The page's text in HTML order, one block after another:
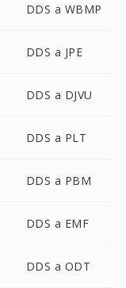
DDS a WBMP
DDS a JPE
DDS a DJVU
DDS a PLT
DDS a PBM
DDS a EMF
DDS a ODT